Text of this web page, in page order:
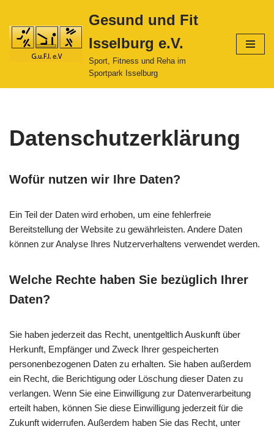
Zum
Inhalt
springen
Gesund und Fit
Isselburg e.V.
Sport, Fitness und Reha im
Sportpark Isselburg
Datenschutzerklärung
Wofür nutzen wir Ihre Daten?
Ein Teil der Daten wird erhoben, um eine fehlerfreie
Bereitstellung der Website zu gewährleisten. Andere Daten
können zur Analyse Ihres Nutzerverhaltens verwendet werden.
Welche Rechte haben Sie bezüglich Ihrer
Daten?
Sie haben jederzeit das Recht, unentgeltlich Auskunft über
Herkunft, Empfänger und Zweck Ihrer gespeicherten
personenbezogenen Daten zu erhalten. Sie haben außerdem
ein Recht, die Berichtigung oder Löschung dieser Daten zu
verlangen. Wenn Sie eine Einwilligung zur Datenverarbeitung
erteilt haben, können Sie diese Einwilligung jederzeit für die
Zukunft widerrufen. Außerdem haben Sie das Recht, unter